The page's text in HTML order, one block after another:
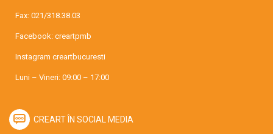
Fax: 021/318.38.03
Facebook: creartpmb
Instagram creartbucuresti
Luni – Vineri: 09:00 – 17:00
CREART ÎN SOCIAL MEDIA